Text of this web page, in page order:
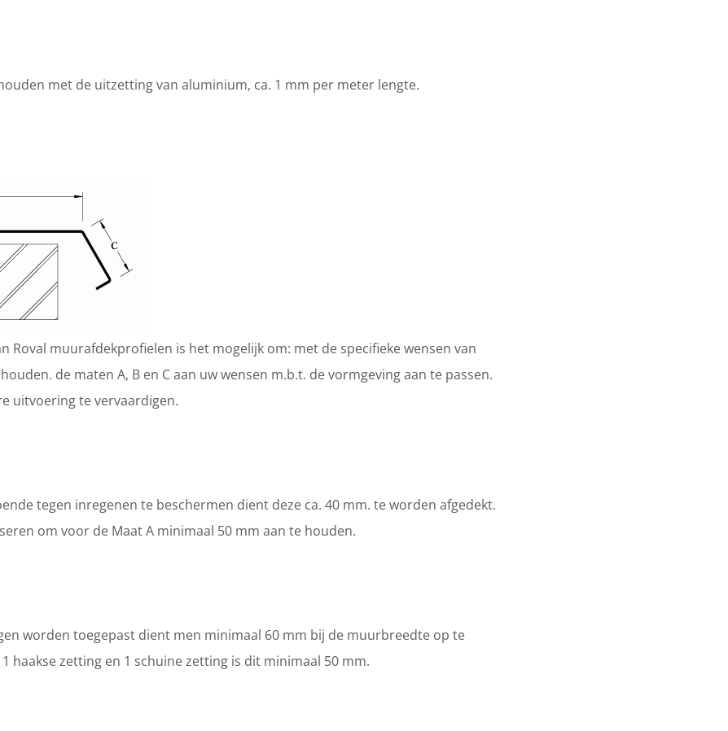
met de uitzetting van aluminium, ca. 1 mm per meter lengte.
Roval muurafdekprofielen is het mogelijk om: met de specifieke wensen van
de maten A, B en C aan uw wensen m.b.t. de vormgeving aan te passen.
uitvoering te vervaardigen.
tegen inregenen te beschermen dient deze ca. 40 mm. te worden afgedekt.
om voor de Maat A minimaal 50 mm aan te houden.
worden toegepast dient men minimaal 60 mm bij de muurbreedte op te
haakse zetting en 1 schuine zetting is dit minimaal 50 mm.